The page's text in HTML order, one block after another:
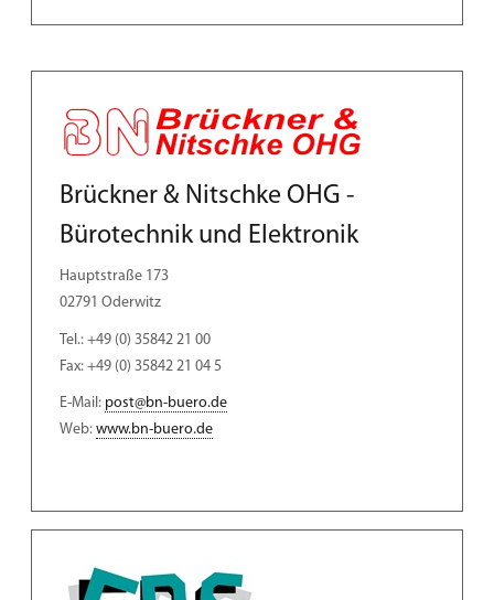
Brückner & Nitschke OHG -
Bürotechnik und Elektronik
Hauptstraße 173
02791 Oderwitz
Tel.: +49 (0) 35842 21 00
Fax: +49 (0) 35842 21 04 5
E-Mail: post@bn-buero.de
Web:www.bn-buero.de